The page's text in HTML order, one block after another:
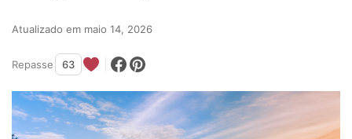
Atualizado em maio 14, 2026
Repasse 63